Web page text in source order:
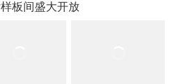
板间盛大开放